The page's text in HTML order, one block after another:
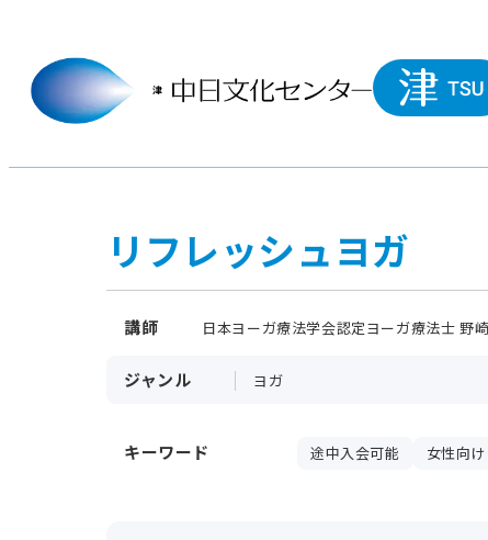
リフレッシュヨガ
講師 日本ヨーガ療法学会認定ヨーガ療法士 野
ジャンル ヨガ
キーワード 途中入会可能 女性向け